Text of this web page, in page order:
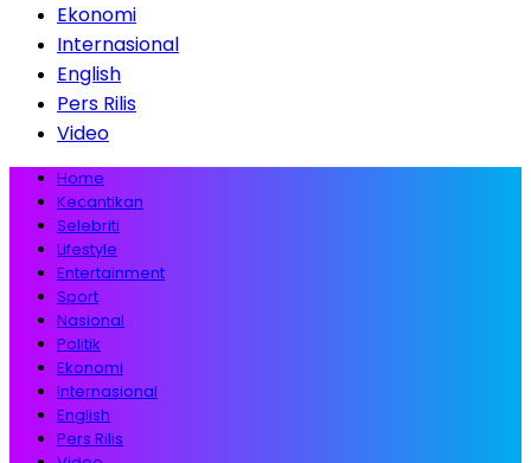
Ekonomi
Internasional
English
Pers Rilis
Video
Home
Kecantikan
Selebriti
Lifestyle
Entertainment
Sport
Nasional
Politik
Ekonomi
Internasional
English
Pers Rilis